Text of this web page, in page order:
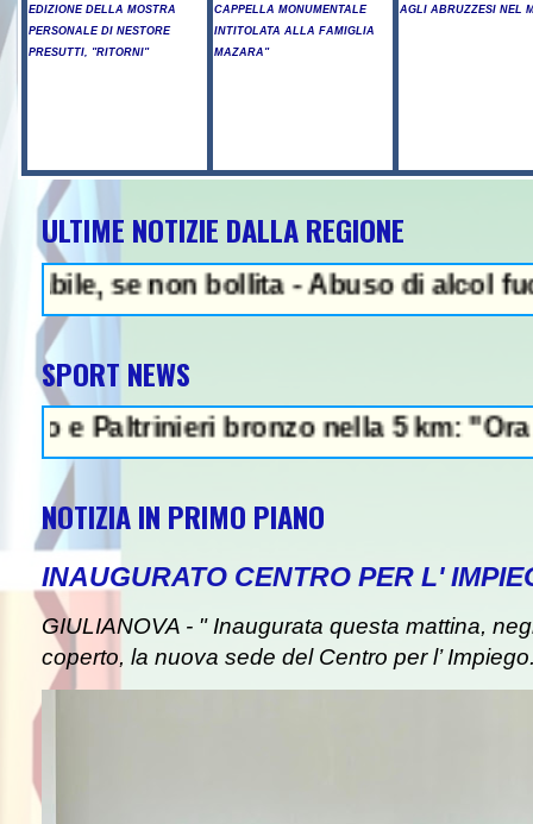
EDIZIONE DELLA MOSTRA
PERSONALE DI NESTORE
PRESUTTI, "RITORNI"
CAPPELLA MONUMENTALE
INTITOLATA ALLA FAMIGLIA
MAZARA"
AGLI ABRUZZESI NEL
ULTIME NOTIZIE DALLA REGIONE
non bollita - Abuso di alcol fuori
SPORT NEWS
bronzo nella 5 km: "Ora ci
NOTIZIA IN PRIMO PIANO
INAUGURATO CENTRO PER L'
GIULIANOVA - " Inaugurata questa mattina,
coperto, la nuova sede del Centro per l’
NEWS IN